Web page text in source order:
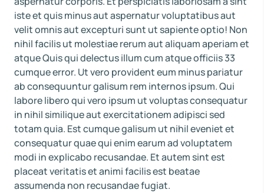
iste et quis minus aut aspernatur voluptatibus aut
velit omnis aut excepturi sunt ut sapiente optio! Non
nihil facilis ut molestiae rerum aut aliquam aperiam et
atque Quis qui delectus illum cum atque officiis 33
cumque error. Ut vero provident eum minus pariatur
ab consequuntur galisum rem internos ipsum. Qui
labore libero qui vero ipsum ut voluptas consequatur
in nihil similique aut exercitationem adipisci sed
totam quia. Est cumque galisum ut nihil eveniet et
consequatur quae qui enim earum ad voluptatem
modi in explicabo recusandae. Et autem sint est
placeat veritatis et animi facilis est beatae
assumenda non recusandae fugiat.